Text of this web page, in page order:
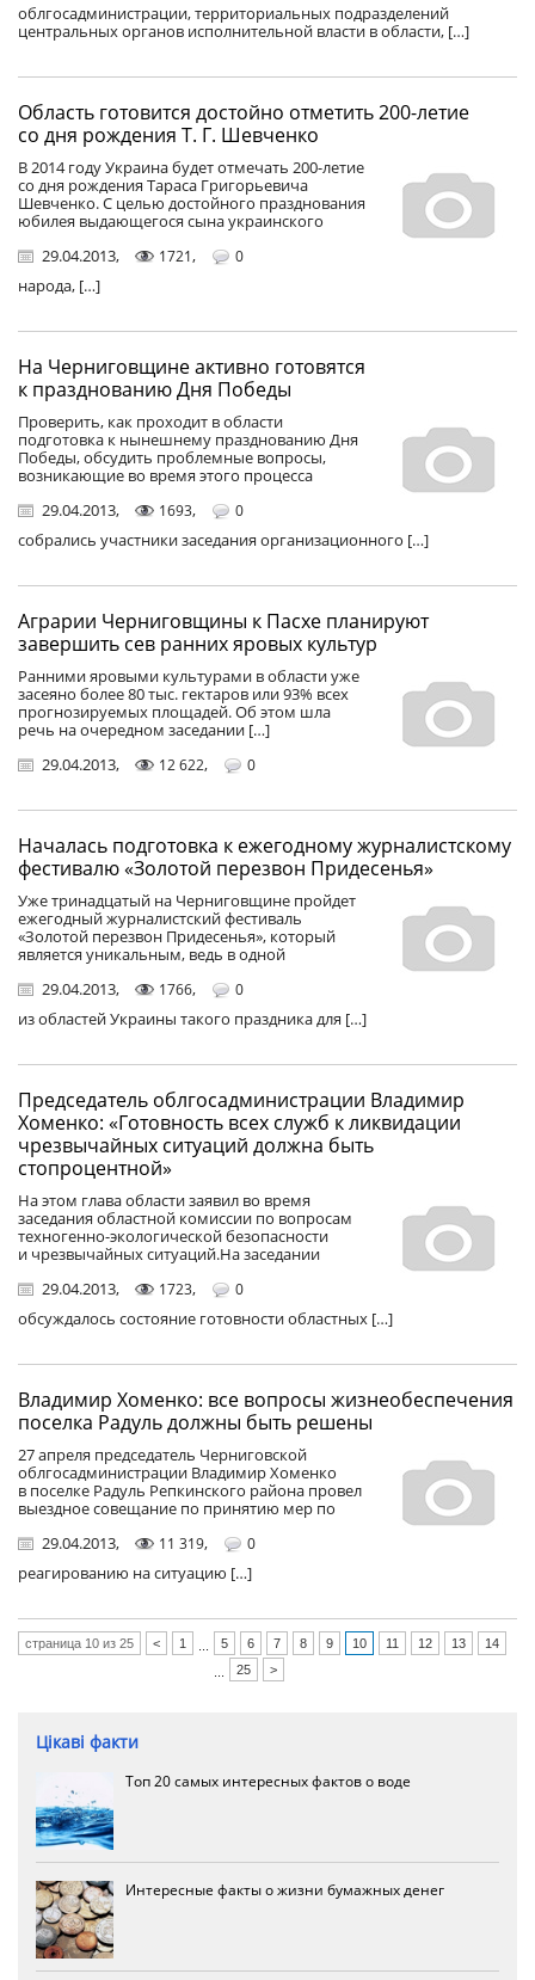
облгосадминистрации, территориальных подразделений
центральных органов исполнительной власти в области, […]
Область готовится достойно отметить 200-летие
со дня рождения Т. Г. Шевченко
29.04.2013, 1721, 0
В 2014 году Украина будет отмечать 200-летие
со дня рождения Тараса Григорьевича
Шевченко. С целью достойного празднования
юбилея выдающегося сына украинского
народа, […]
На Черниговщине активно готовятся
к празднованию Дня Победы
29.04.2013, 1693, 0
Проверить, как проходит в области
подготовка к нынешнему празднованию Дня
Победы, обсудить проблемные вопросы,
возникающие во время этого процесса
собрались участники заседания организационного […]
Аграрии Черниговщины к Пасхе планируют
завершить сев ранних яровых культур
29.04.2013, 12 622, 0
Ранними яровыми культурами в области уже
засеяно более 80 тыс. гектаров или 93% всех
прогнозируемых площадей. Об этом шла
речь на очередном заседании […]
Началась подготовка к ежегодному журналистскому
фестивалю «Золотой перезвон Придесенья»
29.04.2013, 1766, 0
Уже тринадцатый на Черниговщине пройдет
ежегодный журналистский фестиваль
«Золотой перезвон Придесенья», который
является уникальным, ведь в одной
из областей Украины такого праздника для […]
Председатель облгосадминистрации Владимир
Хоменко: «Готовность всех служб к ликвидации
чрезвычайных ситуаций должна быть
стопроцентной»
29.04.2013, 1723, 0
На этом глава области заявил во время
заседания областной комиссии по вопросам
техногенно-экологической безопасности
и чрезвычайных ситуаций.На заседании
обсуждалось состояние готовности областных […]
Владимир Хоменко: все вопросы жизнеобеспечения
поселка Радуль должны быть решены
29.04.2013, 11 319, 0
27 апреля председатель Черниговской
облгосадминистрации Владимир Хоменко
в поселке Радуль Репкинского района провел
выездное совещание по принятию мер по
реагированию на ситуацию […]
страница 10 из 25 < 1 5 6 7 8 9 10 11 12 13
14
25 >
Цікаві факти
Топ 20 самых интересных фактов о воде
Интересные факты о жизни бумажных денег